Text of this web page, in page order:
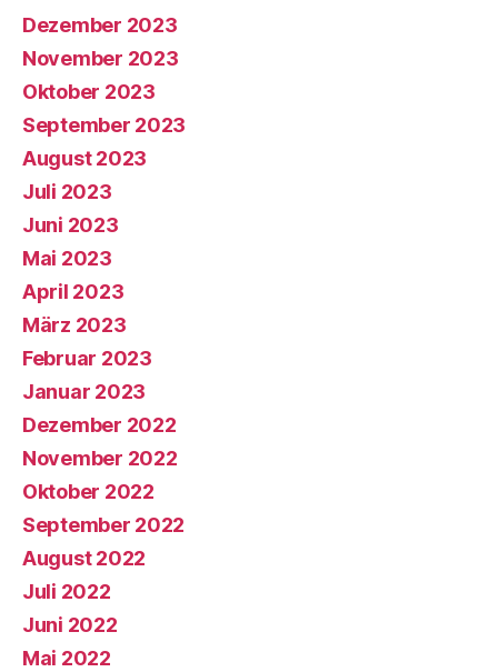
Dezember 2023
November 2023
Oktober 2023
September 2023
August 2023
Juli 2023
Juni 2023
Mai 2023
April 2023
März 2023
Februar 2023
Januar 2023
Dezember 2022
November 2022
Oktober 2022
September 2022
August 2022
Juli 2022
Juni 2022
Mai 2022